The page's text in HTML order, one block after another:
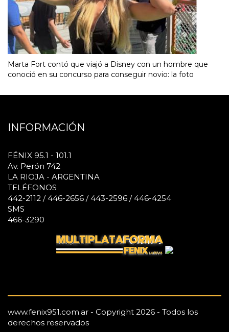
Marta Fort contó que viajó a Disney con un hombre que
conoció en su concurso para conseguir novio: la foto
INFORMACIÓN
FÉNIX 95.1 - 101.1
Av. Perón 742
LA RIOJA - ARGENTINA
TELÉFONOS
442-2112 / 446-2656 / 443-2596 / 446-4254
SMS
466-3290
www.fenix951.com.ar - Copyright 2026 - Todos los
derechos reservados